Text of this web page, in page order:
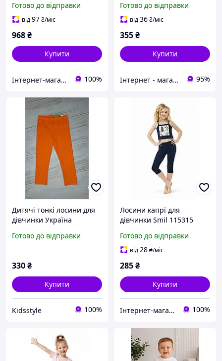
синій 140
Готово до відправки
від97₴/міс
968₴
Купити
Інтернет-магазин "Казковий світ" 100%
Готово до відправки
від36₴/міс
355₴
Купити
Інтернет - магазин одягу та взуття Зiрочка 95%
Дитячі тонкі лосини для
дівчинки Україна
Готово до відправки
330₴
Купити
Kidsstyle 100%
Лосини капрі для
дівчинки Smil 115315
Готово до відправки
від28₴/міс
285₴
Купити
Інтернет-магазин "Казковий світ" 100%